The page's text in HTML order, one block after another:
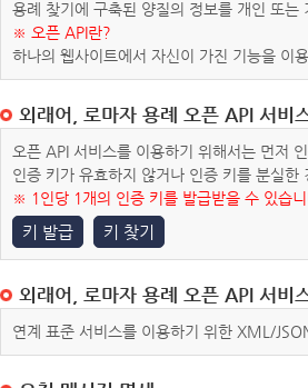
용례 찾기에 구축된 양질의 정보를 개인 또
※ 오픈 API란?
하나의 웹사이트에서 자신이 가진 기능을 이
외래어, 로마자 용례 오픈 API 서비
오픈 API 서비스를 이용하기 위해서는 먼저
인증 키가 유효하지 않거나 인증 키를 분실
※ 1인당 1개의 인증 키를 발급받을 수 있습니
키 발급 키 찾기
외래어, 로마자 용례 오픈 API 서비
연계 표준 서비스를 이용하기 위한 XML/